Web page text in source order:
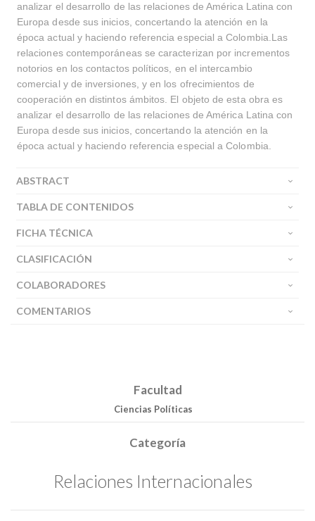
analizar el desarrollo de las relaciones de América Latina con
Europa desde sus inicios, concertando la atención en la
época actual y haciendo referencia especial a Colombia.Las
relaciones contemporáneas se caracterizan por incrementos
notorios en los contactos políticos, en el intercambio
comercial y de inversiones, y en los ofrecimientos de
cooperación en distintos ámbitos. El objeto de esta obra es
analizar el desarrollo de las relaciones de América Latina con
Europa desde sus inicios, concertando la atención en la
época actual y haciendo referencia especial a Colombia.
ABSTRACT
TABLA DE CONTENIDOS
FICHA TÉCNICA
CLASIFICACIÓN
COLABORADORES
COMENTARIOS
Facultad
Ciencias Políticas
Categoría
Relaciones Internacionales